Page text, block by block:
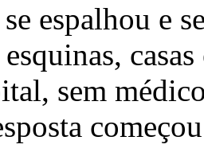
espalhou e
sem